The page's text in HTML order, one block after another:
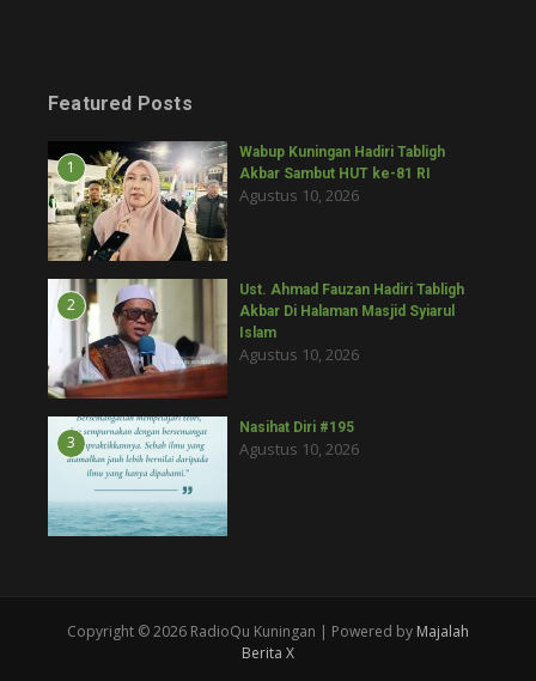
Featured Posts
1
Wabup Kuningan Hadiri Tabligh
Akbar Sambut HUT ke-81 RI
Agustus 10, 2026
2
Ust. Ahmad Fauzan Hadiri Tabligh
Akbar Di Halaman Masjid Syiarul
Islam
Agustus 10, 2026
3
Nasihat Diri #195
Agustus 10, 2026
Copyright © 2026 RadioQu Kuningan | Powered by Majalah
Berita X